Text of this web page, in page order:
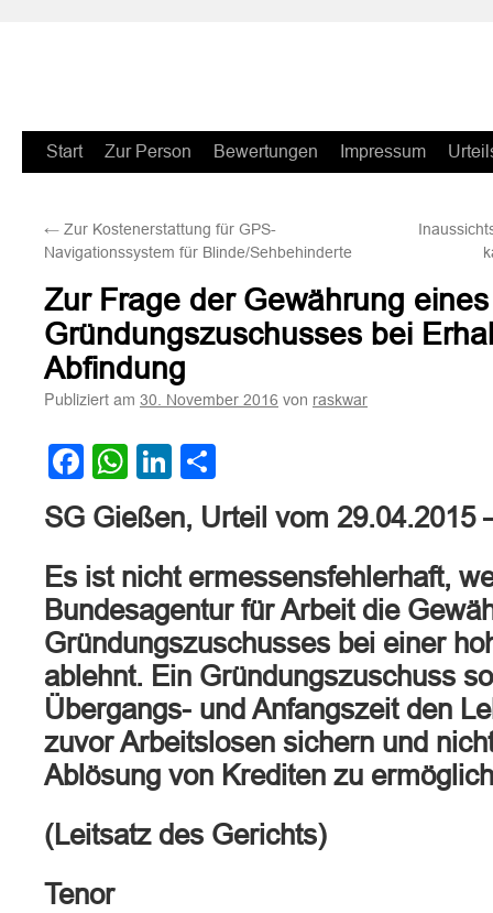
Zum
springen
Start Zur Person Bewertungen Impressum
← Zur Kostenerstattung für GPS-
Navigationssystem für Blinde/Sehbehinderte
Zur Frage der Gewährung eines
Gründungszuschusses bei
Abfindung
Publiziert am 30. November 2016 von raskwar
Facebook
WhatsApp
LinkedIn
SG Gießen, Urteil vom 29.04.2015
Es ist nicht ermessensfehlerhaft,
Bundesagentur für Arbeit die
Gründungszuschusses bei einer
ablehnt. Ein Gründungszuschuss
Übergangs- und Anfangszeit den
zuvor Arbeitslosen sichern und
Ablösung von Krediten zu
(Leitsatz des Gerichts)
Tenor